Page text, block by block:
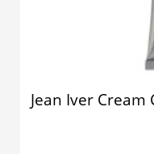
Jean Iver